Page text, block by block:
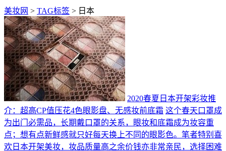
美妆网 > TAG标签 > 日本
2020春夏日本开架彩妆推
介：超高CP值压花4色眼影盘、无感妆前底霜 这个春天口罩成
为出门必需品，长期戴口罩的关系，眼妆和底霜成为妆容重
点；想有点新鲜感就只好每天换上不同的眼影色。笔者特别喜
欢日本开架美妆，妆品质量高之余价钱亦非常亲民，选择困难